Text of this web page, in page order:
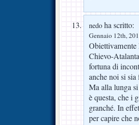
nedo ha scritto:
Gennaio 12th,
Chievo-
fortuna di
anche noi si
Ma alla lunga
è questa, che i
granché. In
per capire che